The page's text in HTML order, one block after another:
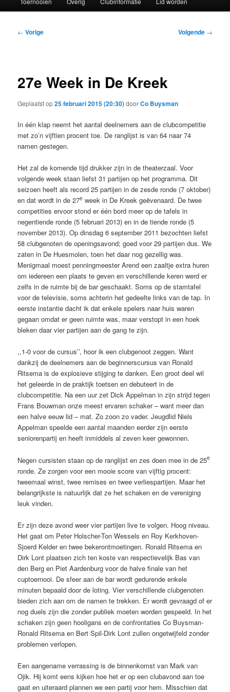
naar
Bericht
← Vorige Volgende →
27e Week in De Kreek
Geplaatst op25 februari 2015 (20:30)doorCo Buysman
In één klap neemt het aantal deelnemers aan de clubcompetitie
met zo’n vijftien procent toe. De ranglijst is van 64 naar 74
namen gestegen.
Het zal de komende tijd drukker zijn in de theaterzaal. Voor
volgende week staan liefst 31 partijen op het programma. Dit
seizoen heeft als record 25 partijen in de zesde ronde (7 oktober)
en dat wordt in de 27e week in De Kreek geëvenaard. De twee
competities ervoor stond er één bord meer op de tafels in
negentiende ronde (5 februari 2013) en in de tiende ronde (5
november 2013). Op dinsdag 6 september 2011 bezochten liefst
58 clubgenoten de openingsavond; goed voor 29 partijen dus. We
zaten in De Huesmolen, toen het daar nog gezellig was.
Menigmaal moest penningmeester Arend een zaaltje extra huren
om iedereen een plaats te geven en verschillende keren werd er
zelfs in de ruimte bij de bar geschaakt. Soms op de stamtafel
voor de televisie, soms achterin het gedeelte links van de tap. In
eerste instantie dacht ik dat enkele spelers naar huis waren
gegaan omdat er geen ruimte was, maar verstopt in een hoek
bleken daar vier partijen aan de gang te zijn.
,,1-0 voor de cursus’’, hoor ik een clubgenoot zeggen. Want
dankzij de deelnemers aan de beginnerscursus van Ronald
Ritsema is de explosieve stijging te danken. Een groot deel wil
het geleerde in de praktijk toetsen en debuteert in de
clubcompetitie. Na een uur zet Dick Appelman in zijn strijd tegen
Frans Bouwman onze meest ervaren schaker – want meer dan
een halve eeuw lid – mat. Zo zoon zo vader. Jeugdlid Niels
Appelman speelde een aantal maanden eerder zijn eerste
seniorenpartij en heeft inmiddels al zeven keer gewonnen.
Negen cursisten staan op de ranglijst en zes doen mee in de 25e
ronde. Ze zorgen voor een mooie score van vijftig procent:
tweemaal winst, twee remises en twee verliespartijen. Maar het
belangrijkste is natuurlijk dat ze het schaken en de vereniging
leuk vinden.
Er zijn deze avond weer vier partijen live te volgen. Hoog niveau.
Het gaat om Peter Holscher-Ton Wessels en Roy Kerkhoven-
Sjoerd Kelder en twee bekerontmoetingen. Ronald Ritsema en
Dirk Lont plaatsen zich ten koste van respectievelijk Bas van
den Berg en Piet Aardenburg voor de halve finale van het
cuptoernooi. De sfeer aan de bar wordt gedurende enkele
minuten bepaald door de loting. Vier verschillende clubgenoten
bieden zich aan om de namen te trekken. Er wordt gevraagd of er
nog duels zijn die zonder publiek moeten worden gespeeld. In het
schaken zijn geen hooligans en de confrontaties Co Buysman-
Ronald Ritsema en Bert Spil-Dirk Lont zullen ongetwijfeld zonder
problemen verlopen.
Een aangename verrassing is de binnenkomst van Mark van
Ojik. Hij komt eens kijken hoe het er op een clubavond aan toe
gaat en uiteraard plannen we een partij voor hem. Misschien dat